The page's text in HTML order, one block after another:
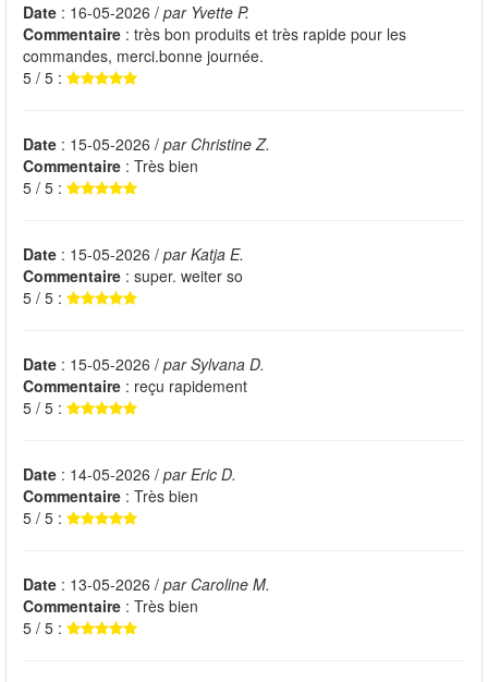
Date : 16-05-2026 / par Yvette P.
Commentaire : très bon produits et très rapide pour les
commandes, merci.bonne journée.
5 / 5 :
Date : 15-05-2026 / par Christine Z.
Commentaire : Très bien
5 / 5 :
Date : 15-05-2026 / par Katja E.
Commentaire : super. weiter so
5 / 5 :
Date : 15-05-2026 / par Sylvana D.
Commentaire : reçu rapidement
5 / 5 :
Date : 14-05-2026 / par Eric D.
Commentaire : Très bien
5 / 5 :
Date : 13-05-2026 / par Caroline M.
Commentaire : Très bien
5 / 5 :